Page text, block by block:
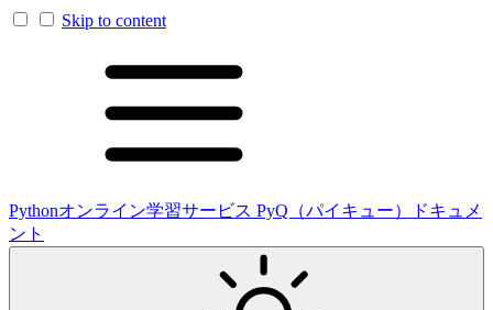
Skip to content
Pythonオンライン学習サービス PyQ（パイキュー）ドキュメ
ント